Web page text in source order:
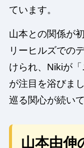
ています。
山本との関係が
リーヒルズでの
けられ、Nikiが
が注目を浴びま
巡る関心が続いて
山本由伸